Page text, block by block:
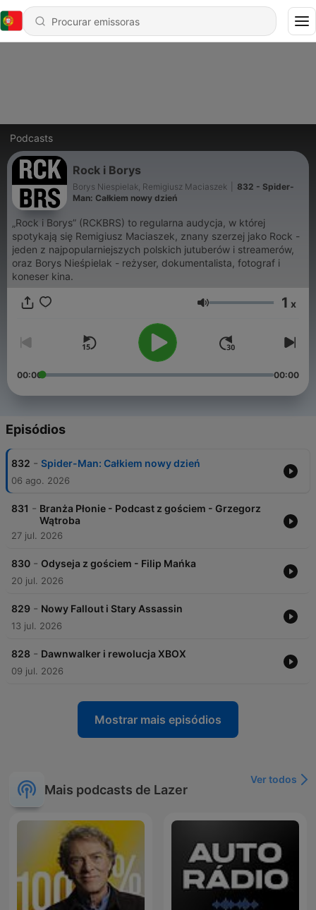
Podcasts
Rock i Borys
Borys Niespielak, Remigiusz Maciaszek
832 - Spider-
Man: Całkiem nowy dzień
„Rock i Borys” (RCKBRS) to regularna audycja, w której
spotykają się Remigiusz Maciaszek, znany szerzej jako Rock -
jeden z najpopularniejszych polskich jutuberów i streamerów,
oraz Borys Nieśpielak - reżyser, dokumentalista, fotograf i
koneser kina.
Volume 1 x
00:00 00:00
Episódios
832 - Spider-Man: Całkiem nowy dzień
06 ago. 2026
831 - Branża Płonie - Podcast z gościem - Grzegorz
Wątroba
27 jul. 2026
830 - Odyseja z gościem - Filip Mańka
20 jul. 2026
829 - Nowy Fallout i Stary Assassin
13 jul. 2026
828 - Dawnwalker i rewolucja XBOX
09 jul. 2026
Mostrar mais episódios
Mais podcasts de Lazer
Ver todos